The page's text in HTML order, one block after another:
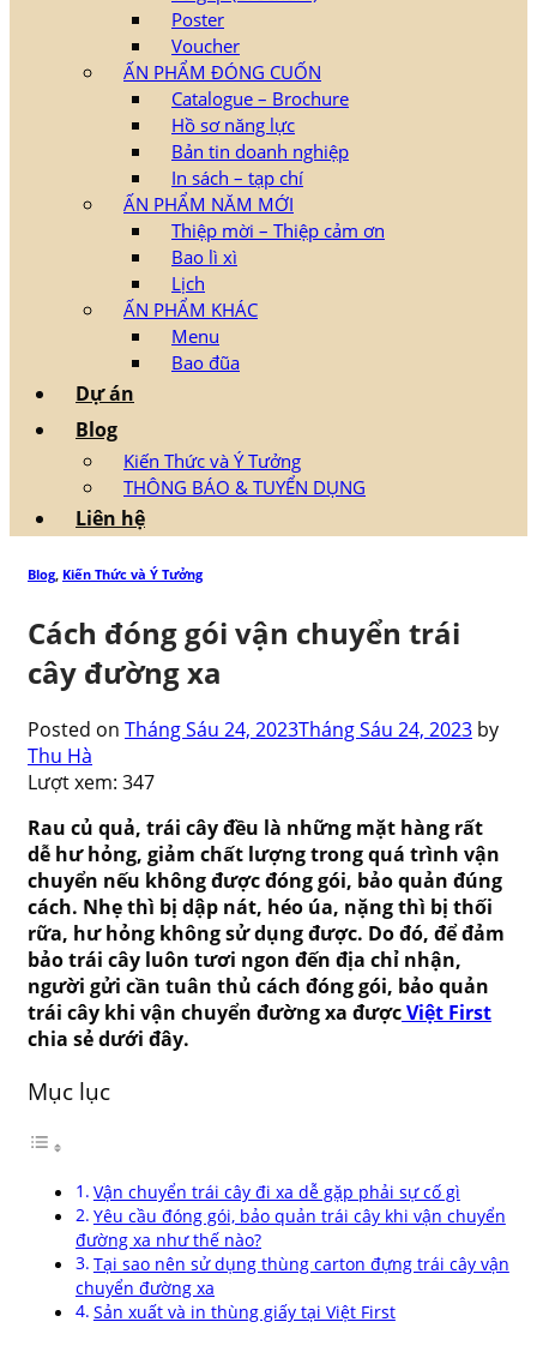
Poster
Voucher
ẤN PHẨM ĐÓNG CUỐN
Catalogue – Brochure
Hồ sơ năng lực
Bản tin doanh nghiệp
In sách – tạp chí
ẤN PHẨM NĂM MỚI
Thiệp mời – Thiệp cảm ơn
Bao lì xì
Lịch
ẤN PHẨM KHÁC
Menu
Bao đũa
Dự án
Blog
Kiến Thức và Ý Tưởng
THÔNG BÁO & TUYỂN DỤNG
Liên hệ
Blog, Kiến Thức và Ý Tưởng
Cách đóng gói vận chuyển trái
cây đường xa
Posted on Tháng Sáu 24, 2023Tháng Sáu 24, 2023 by
Thu Hà
Lượt xem: 347
Rau củ quả, trái cây đều là những mặt hàng rất
dễ hư hỏng, giảm chất lượng trong quá trình vận
chuyển nếu không được đóng gói, bảo quản đúng
cách. Nhẹ thì bị dập nát, héo úa, nặng thì bị thối
rữa, hư hỏng không sử dụng được. Do đó, để đảm
bảo trái cây luôn tươi ngon đến địa chỉ nhận,
người gửi cần tuân thủ cách đóng gói, bảo quản
trái cây khi vận chuyển đường xa đượcViệt First
chia sẻ dưới đây.
Mục lục
Vận chuyển trái cây đi xa dễ gặp phải sự cố gì
Yêu cầu đóng gói, bảo quản trái cây khi vận chuyển
đường xa như thế nào?
Tại sao nên sử dụng thùng carton đựng trái cây vận
chuyển đường xa
Sản xuất và in thùng giấy tại Việt First